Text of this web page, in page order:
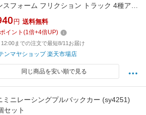
スフォーム フリクション トラック 4種アソ
8個入りBOX ショベルカー ダンプカー ミ
ー車 タンクローリー 簡単変形 おもちゃ 玩
円 送料無料
ポイント (1倍+4倍UP)
12:00までの注文で最短8/11お届け
ンマヤショップ 楽天市場店
同じ商品を安い順で見る
ミニレーシングプルバックカー (sy4251)
セット